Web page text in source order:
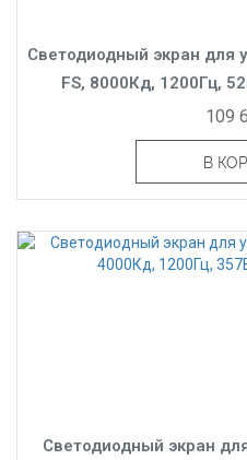
Светодиодный экран для
FS, 8000Кд, 1200Гц,
109
В
Светодиодный экран